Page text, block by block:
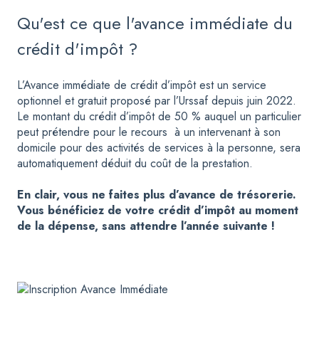
Qu'est ce que l'avance immédiate du
crédit d'impôt ?
L’Avance immédiate de crédit d’impôt est un service
optionnel et gratuit proposé par l’Urssaf depuis juin 2022.
Le montant du crédit d’impôt de 50 % auquel un particulier
peut prétendre pour le recours à un intervenant à son
domicile pour des activités de services à la personne, sera
automatiquement déduit du coût de la prestation.
En clair, vous ne faites plus d’avance de trésorerie.
Vous bénéficiez de votre crédit d’impôt au moment
de la dépense, sans attendre l’année suivante !